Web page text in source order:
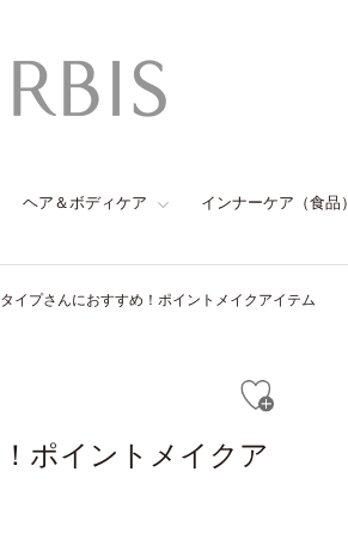
ヘア＆ボディケア インナーケア（食品）
イプさんにおすすめ！ポイントメイクアイテム
ポイントメイクア